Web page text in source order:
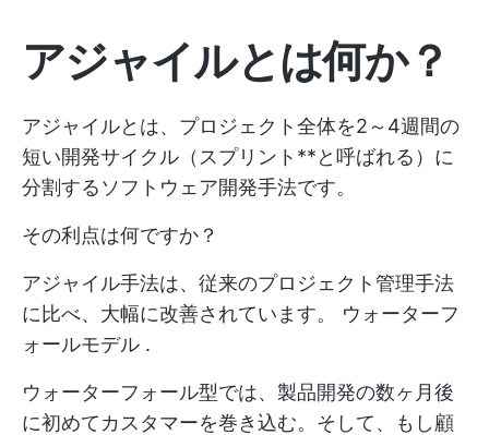
アジャイルとは何か？
アジャイルとは、プロジェクト全体を2～4週間の
短い開発サイクル（スプリント**と呼ばれる）に
分割するソフトウェア開発手法です。
その利点は何ですか？
アジャイル手法は、従来のプロジェクト管理手法
に比べ、大幅に改善されています。 ウォーターフ
ォールモデル .
ウォーターフォール型では、製品開発の数ヶ月後
に初めてカスタマーを巻き込む。そして、もし顧